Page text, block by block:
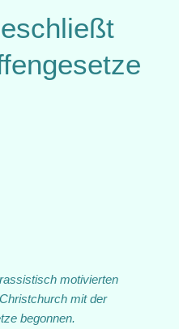
motivierten
mit der
begonnen.